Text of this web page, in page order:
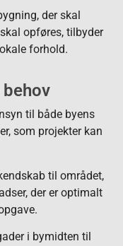
der skal
opføres, tilbyder
forhold.
til både byens
som projekter kan
til området,
der er optimalt
i bymidten til